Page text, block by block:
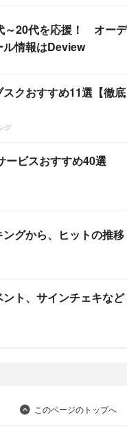
～20代を応援！ オーデ
ル情報はDeview
クおすすめ11選【徹底
グ
ービスおすすめ40選
グから、ヒットの推移
ト、サインチェキなど
このページのトップへ